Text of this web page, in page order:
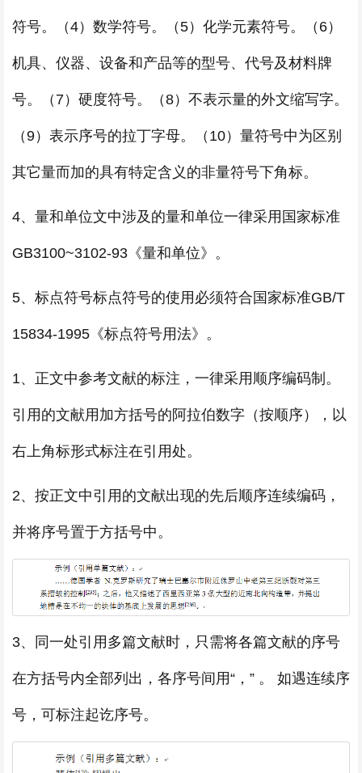
符号。（4）数学符号。（5）化学元素符号。（6）
机具、仪器、设备和产品等的型号、代号及材料牌
号。（7）硬度符号。（8）不表示量的外文缩写字。
（9）表示序号的拉丁字母。（10）量符号中为区别
其它量而加的具有特定含义的非量符号下角标。
4、量和单位文中涉及的量和单位一律采用国家标准
GB3100~3102-93《量和单位》。
5、标点符号标点符号的使用必须符合国家标准GB/T
15834-1995《标点符号用法》。
1、正文中参考文献的标注，一律采用顺序编码制。
引用的文献用加方括号的阿拉伯数字（按顺序），以
右上角标形式标注在引用处。
2、按正文中引用的文献出现的先后顺序连续编码，
并将序号置于方括号中。
3、同一处引用多篇文献时，只需将各篇文献的序号
在方括号内全部列出，各序号间用“，” 。 如遇连续序
号，可标注起讫序号。